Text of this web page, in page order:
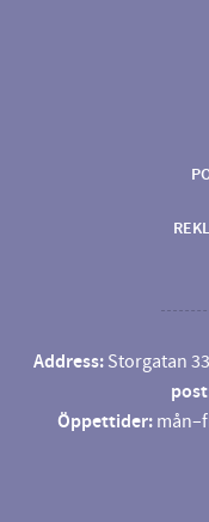
Address: Storgatan
Öppettider: